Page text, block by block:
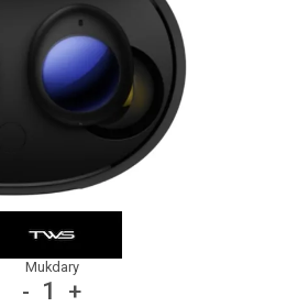
Mukdary
- 1 +